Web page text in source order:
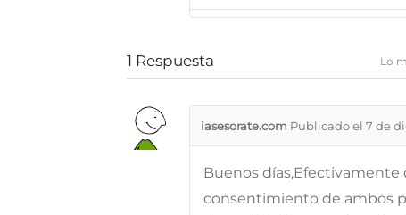
1 Respuesta Lo
iasesorate.com Publicado el 7 de
Buenos días,Efectivamente
consentimiento de ambos